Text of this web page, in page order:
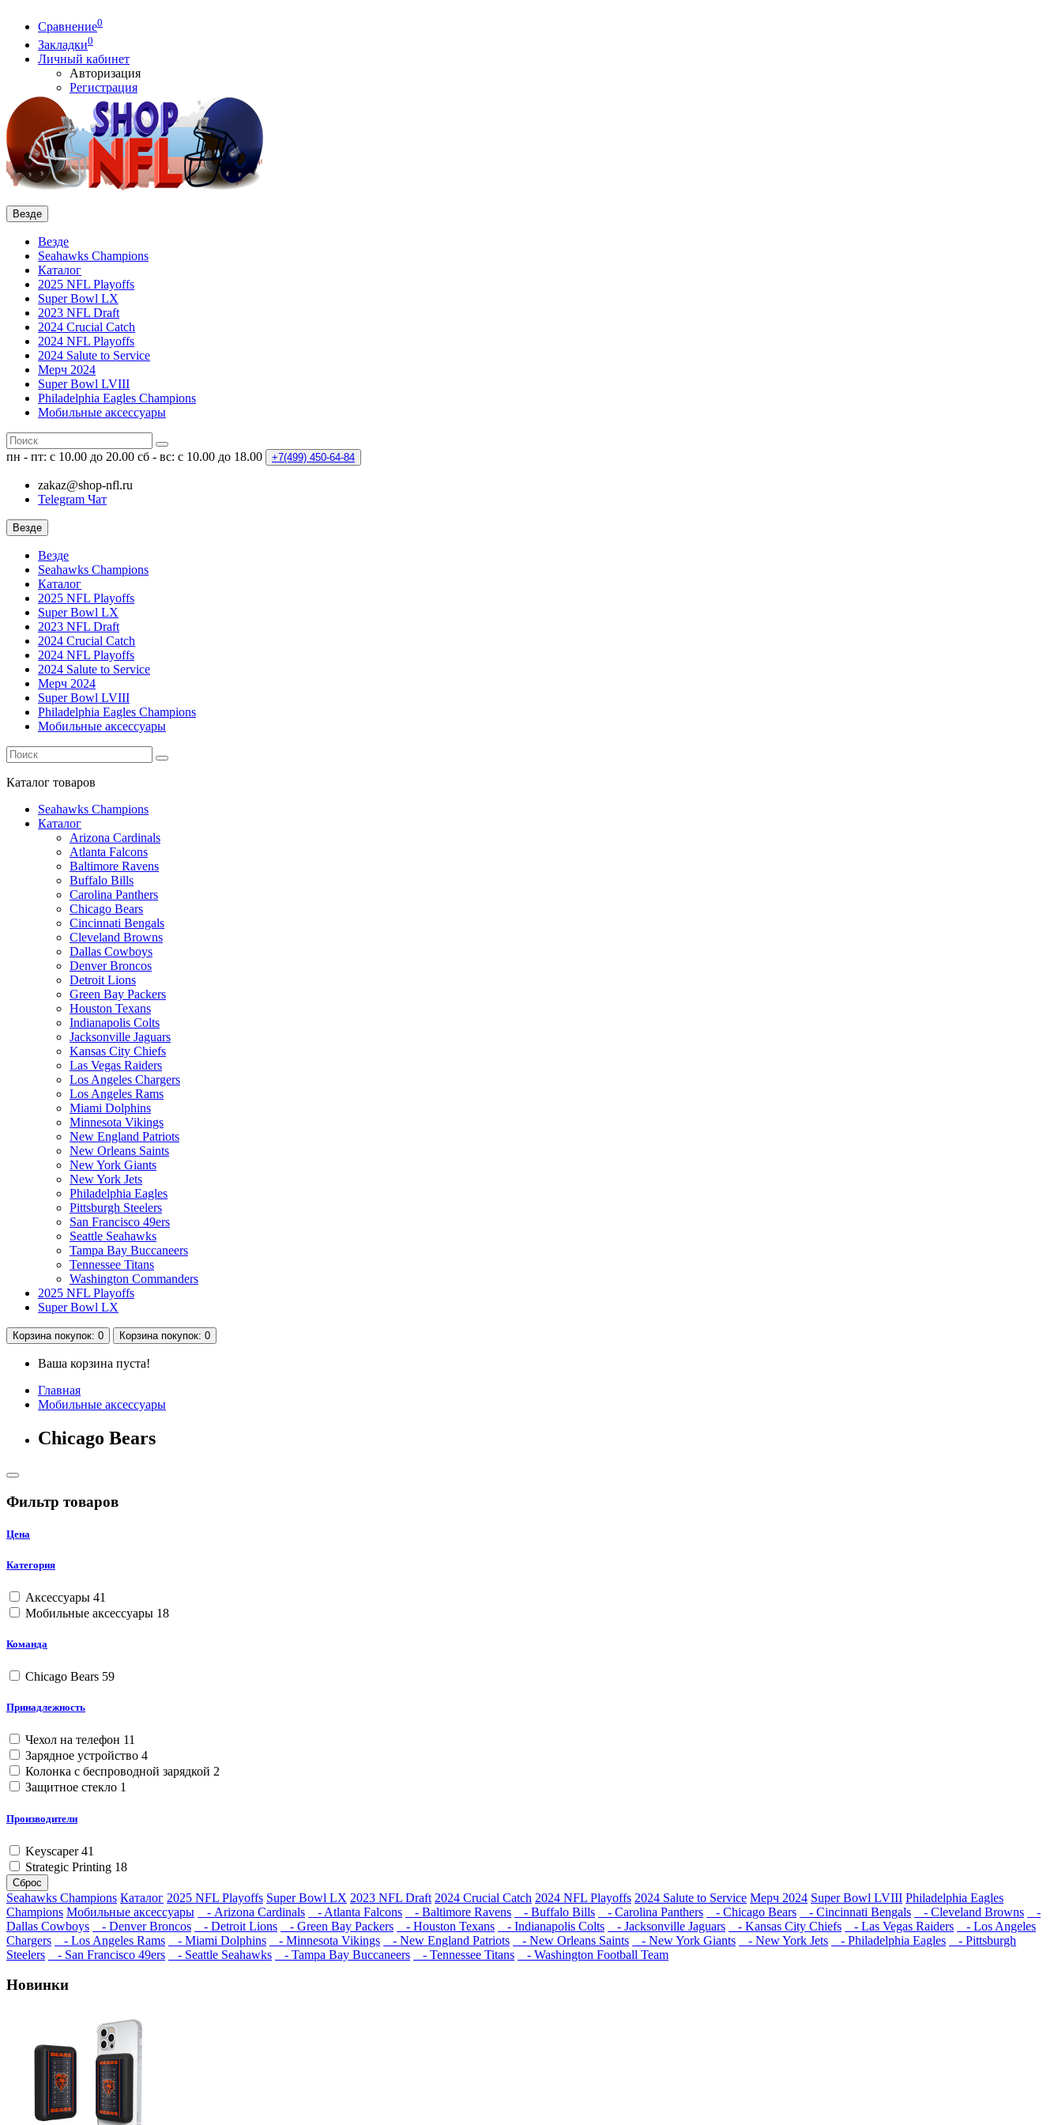
Сравнение0
Закладки0
Личный кабинет
Авторизация
Регистрация
Везде
Везде
Seahawks Champions
Каталог
2025 NFL Playoffs
Super Bowl LX
2023 NFL Draft
2024 Crucial Catch
2024 NFL Playoffs
2024 Salute to Service
Мерч 2024
Super Bowl LVIII
Philadelphia Eagles Champions
Мобильные аксессуары
пн - пт: с 10.00 до 20.00 сб - вс: с 10.00 до 18.00 +7(499) 450-64-84
zakaz@shop-nfl.ru
Telegram Чат
Везде
Везде
Seahawks Champions
Каталог
2025 NFL Playoffs
Super Bowl LX
2023 NFL Draft
2024 Crucial Catch
2024 NFL Playoffs
2024 Salute to Service
Мерч 2024
Super Bowl LVIII
Philadelphia Eagles Champions
Мобильные аксессуары
Каталог товаров
Seahawks Champions
Каталог
Arizona Cardinals
Atlanta Falcons
Baltimore Ravens
Buffalo Bills
Carolina Panthers
Chicago Bears
Cincinnati Bengals
Cleveland Browns
Dallas Cowboys
Denver Broncos
Detroit Lions
Green Bay Packers
Houston Texans
Indianapolis Colts
Jacksonville Jaguars
Kansas City Chiefs
Las Vegas Raiders
Los Angeles Chargers
Los Angeles Rams
Miami Dolphins
Minnesota Vikings
New England Patriots
New Orleans Saints
New York Giants
New York Jets
Philadelphia Eagles
Pittsburgh Steelers
San Francisco 49ers
Seattle Seahawks
Tampa Bay Buccaneers
Tennessee Titans
Washington Commanders
2025 NFL Playoffs
Super Bowl LX
Корзина покупок: 0 Корзина покупок: 0
Ваша корзина пуста!
Главная
Мобильные аксессуары
Chicago Bears
Фильтр товаров
Цена
Категория
Аксессуары 41
Мобильные аксессуары 18
Команда
Chicago Bears 59
Принадлежность
Чехол на телефон 11
Зарядное устройство 4
Колонка с беспроводной зарядкой 2
Защитное стекло 1
Производители
Keyscaper 41
Strategic Printing 18
Сброс
Seahawks Champions Каталог 2025 NFL Playoffs Super Bowl LX 2023 NFL Draft 2024 Crucial Catch 2024 NFL Playoffs 2024 Salute to Service Мерч 2024 Super Bowl LVIII Philadelphia Eagles
Champions Мобильные аксессуары - Arizona Cardinals - Atlanta Falcons - Baltimore Ravens - Buffalo Bills - Carolina Panthers - Chicago Bears - Cincinnati Bengals - Cleveland Browns
-
Dallas Cowboys
- Denver Broncos - Detroit Lions - Green Bay Packers - Houston Texans - Indianapolis Colts - Jacksonville Jaguars - Kansas City Chiefs - Las Vegas Raiders
- Los Angeles
Chargers
- Los Angeles Rams - Miami Dolphins - Minnesota Vikings - New England Patriots - New Orleans Saints - New York Giants - New York Jets - Philadelphia Eagles
- Pittsburgh
Steelers
- San Francisco 49ers - Seattle Seahawks - Tampa Bay Buccaneers - Tennessee Titans - Washington Football Team
Новинки